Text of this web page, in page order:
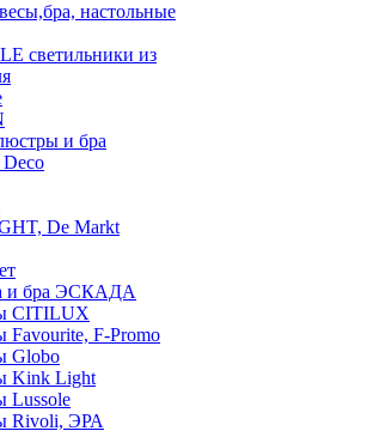
настольные
светильники из
и бра
De Markt
и бра ЭСКАДА
CITILUX
Favourite, F-Promo
Globo
Kink Light
Lussole
Rivoli, ЭРА